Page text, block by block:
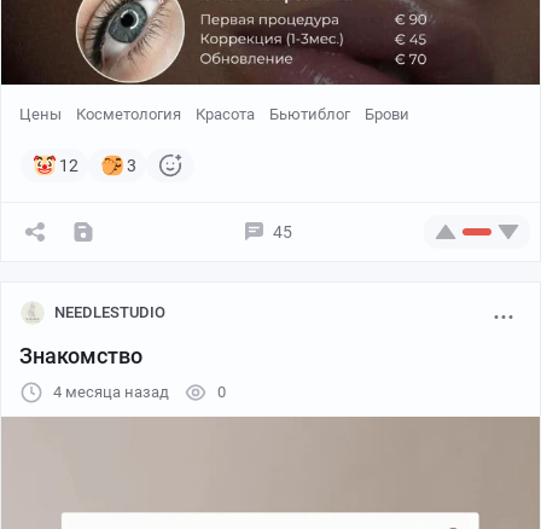
Я хочу в студию. Нормальную студию где есть поток,
тебя видят, не надо каждый месяц молиться чтобы
Цены Косметология Красота Бьютиблог Брови
12 3
45
NEEDLESTUDIO
Знакомство
4 месяца назад 0